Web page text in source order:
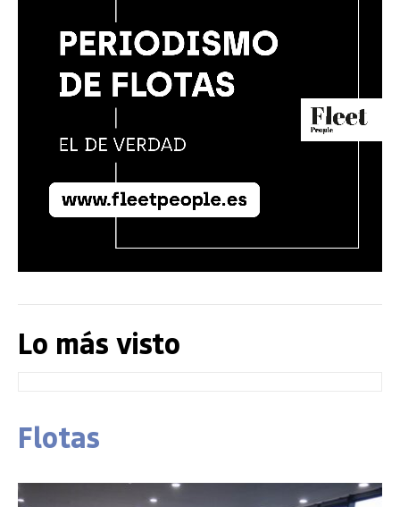
Lo más visto
Flotas